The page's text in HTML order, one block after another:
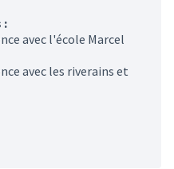
:
avec l'école Marcel
avec les riverains et